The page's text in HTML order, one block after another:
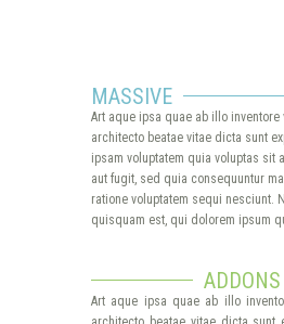
MASSIVE
Art aque ipsa quae ab illo
architecto beatae vitae dicta sunt
ipsam voluptatem quia voluptas sit
aut fugit, sed quia consequuntur
ratione voluptatem sequi nesciunt.
quisquam est, qui dolorem ipsum
ADDONS
Art aque ipsa quae ab illo